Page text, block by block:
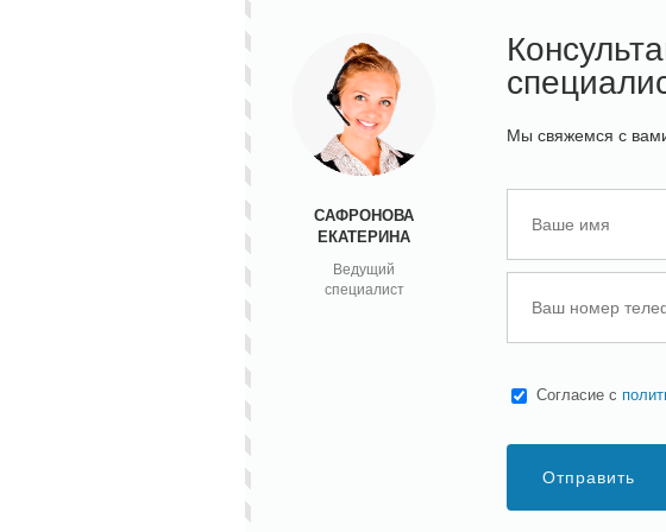
САФРОНОВА
ЕКАТЕРИНА
Ведущий
специалист
Мы свяжемся с
Cогласие с
Отправить